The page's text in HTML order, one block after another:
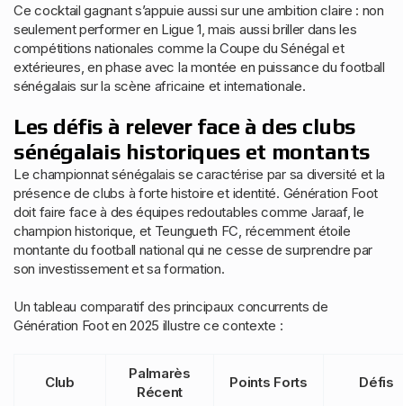
Ce cocktail gagnant s’appuie aussi sur une ambition claire : non
seulement performer en Ligue 1, mais aussi briller dans les
compétitions nationales comme la Coupe du Sénégal et
extérieures, en phase avec la montée en puissance du football
sénégalais sur la scène africaine et internationale.
Les défis à relever face à des clubs
sénégalais historiques et montants
Le championnat sénégalais se caractérise par sa diversité et la
présence de clubs à forte histoire et identité. Génération Foot
doit faire face à des équipes redoutables comme Jaraaf, le
champion historique, et Teungueth FC, récemment étoile
montante du football national qui ne cesse de surprendre par
son investissement et sa formation.
Un tableau comparatif des principaux concurrents de
Génération Foot en 2025 illustre ce contexte :
Club
Palmarès
Récent
Points Forts Défis